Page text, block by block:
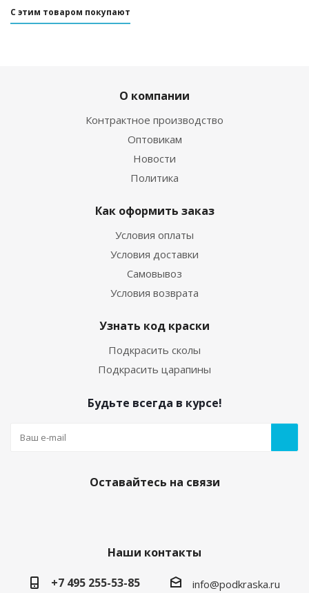
С этим товаром покупают
О компании
Контрактное производство
Оптовикам
Новости
Политика
Как оформить заказ
Условия оплаты
Условия доставки
Самовывоз
Условия возврата
Узнать код краски
Подкрасить сколы
Подкрасить царапины
Будьте всегда в курсе!
Оставайтесь на связи
Наши контакты
+7 495 255-53-85
info@podkraska.ru